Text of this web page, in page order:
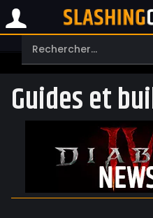
Guides et